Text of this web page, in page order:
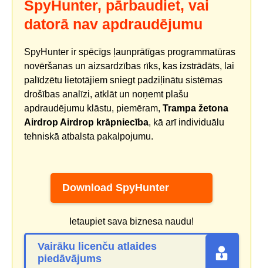
SpyHunter, pārbaudiet, vai
datorā nav apdraudējumu
SpyHunter ir spēcīgs ļaunprātīgas programmatūras
novēršanas un aizsardzības rīks, kas izstrādāts, lai
palīdzētu lietotājiem sniegt padziļinātu sistēmas
drošības analīzi, atklāt un noņemt plašu
apdraudējumu klāstu, piemēram, Trampa žetona
Airdrop Airdrop krāpniecība, kā arī individuālu
tehniskā atbalsta pakalpojumu.
Download SpyHunter
Ietaupiet sava biznesa naudu!
Vairāku licenču atlaides
piedāvājums